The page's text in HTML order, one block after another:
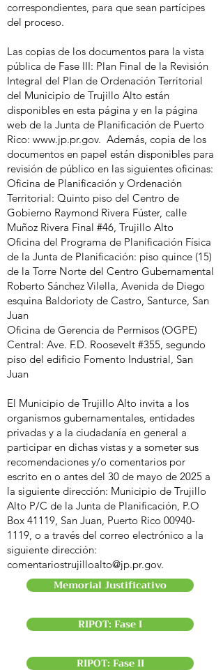
correspondientes, para que sean partícipes
del proceso.
Las copias de los documentos para la vista
pública de Fase III: Plan Final de la Revisión
Integral del Plan de Ordenación Territorial
del Municipio de Trujillo Alto están
disponibles en esta página y en la página
web de la Junta de Planificación de Puerto
Rico: www.jp.pr.gov. Además, copia de los
documentos en papel están disponibles para
revisión de público en las siguientes oficinas:
Oficina de Planificación y Ordenación
Territorial: Quinto piso del Centro de
Gobierno Raymond Rivera Fúster, calle
Muñoz Rivera Final #46, Trujillo Alto
Oficina del Programa de Planificación Física
de la Junta de Planificación: piso quince (15)
de la Torre Norte del Centro Gubernamental
Roberto Sánchez Vilella, Avenida de Diego
esquina Baldorioty de Castro, Santurce, San
Juan
Oficina de Gerencia de Permisos (OGPE)
Central: Ave. F.D. Roosevelt #355, segundo
piso del edificio Fomento Industrial, San
Juan
El Municipio de Trujillo Alto invita a los
organismos gubernamentales, entidades
privadas y a la ciudadanía en general a
participar en dichas vistas y a someter sus
recomendaciones y/o comentarios por
escrito en o antes del 30 de mayo de 2025 a
la siguiente dirección: Municipio de Trujillo
Alto P/C de la Junta de Planificación, P.O
Box 41119, San Juan, Puerto Rico 00940-
1119, o a través del correo electrónico a la
siguiente dirección:
comentariostrujilloalto@jp.pr.gov.
Memorial Justificativo
RIPOT: Fase I
RIPOT: Fase II